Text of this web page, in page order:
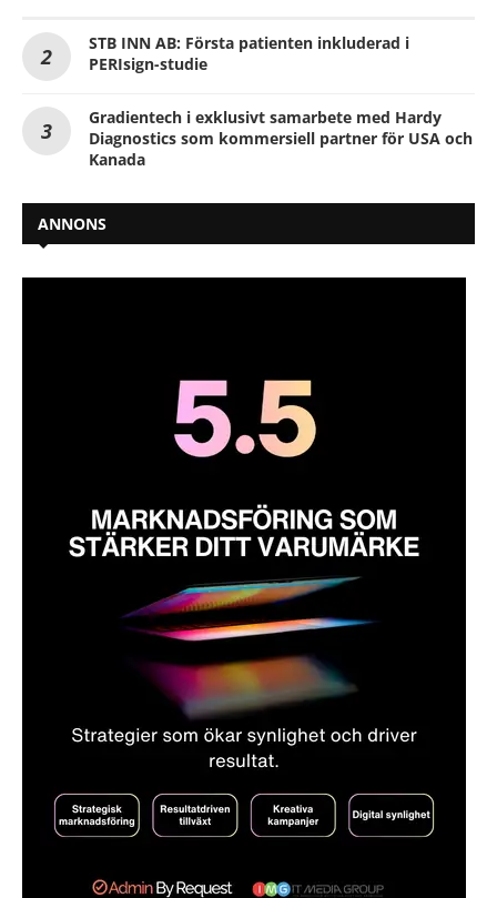
STB INN AB: Första patienten inkluderad i
PERIsign-studie
Gradientech i exklusivt samarbete med Hardy
Diagnostics som kommersiell partner för USA och
Kanada
ANNONS